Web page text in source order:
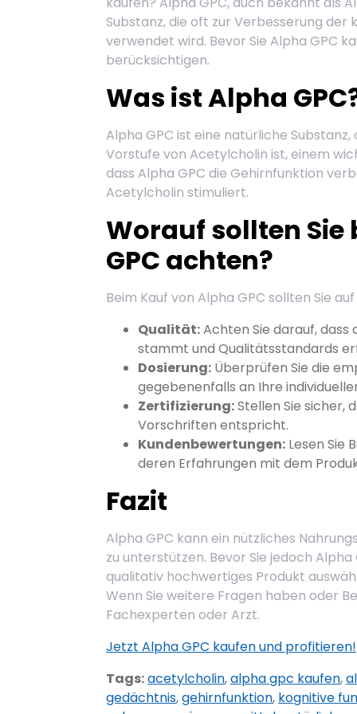
Substanz, die oft zur Verbesserung der
verwendet wird. Bevor Sie Alpha GPC
berücksichtigen.
Was ist Alpha
Alpha GPC ist eine natürliche
Vorstufe von Acetylcholin ist, einem
dass Alpha GPC die Gehirnfunktion
Acetylcholin stimuliert.
Worauf sollten
GPC achten?
Beim Kauf von Alpha GPC sollten Sie
Qualität:Achten Sie darauf,
stammt und Qualitätsstandards
Dosierung: Überprüfen Sie die
gegebenenfalls an Ihre
Zertifizierung:Stellen Sie sicher,
Vorschriften entspricht.
Kundenbewertungen: Lesen Sie
deren Erfahrungen mit dem
Fazit
Alpha GPC kann ein nützliches
zu unterstützen. Bevor Sie jedoch
qualitativ hochwertiges Produkt
Wenn Sie weitere Fragen haben oder
Fachexperten oder Arzt.
Jetzt Alpha GPC kaufen und profitieren!
Tags:acetylcholin,alpha gpc kaufen,
gedächtnis,gehirnfunktion, kognitive